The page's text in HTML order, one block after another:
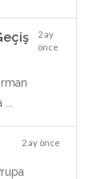
2 ay
önce
2 ay önce